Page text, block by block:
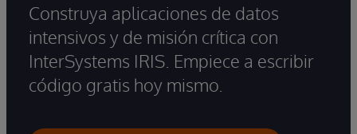
Construya aplicaciones de datos
intensivos y de misión crítica con
InterSystems IRIS. Empiece a escribir
código gratis hoy mismo.